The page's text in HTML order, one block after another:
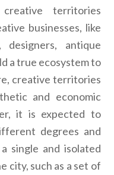
territories
businesses, like
designers, antique
a true ecosystem to
creative territories
and economic
it is expected to
degrees and
single and isolated
city, such as a set of